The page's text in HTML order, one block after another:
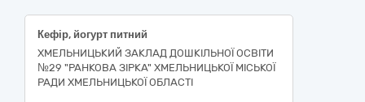
Кефір, йогурт питний
ХМЕЛЬНИЦЬКИЙ ЗАКЛАД ДОШКІЛЬНОЇ ОСВІТИ
№29 "РАНКОВА ЗІРКА" ХМЕЛЬНИЦЬКОЇ МІСЬКОЇ
РАДИ ХМЕЛЬНИЦЬКОЇ ОБЛАСТІ